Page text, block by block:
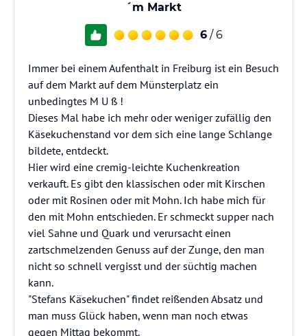
´m Markt
6 / 6
Immer bei einem Aufenthalt in Freiburg ist ein Besuch
auf dem Markt auf dem Münsterplatz ein
unbedingtes M U ß !
Dieses Mal habe ich mehr oder weniger zufällig den
Käsekuchenstand vor dem sich eine lange Schlange
bildete, entdeckt.
Hier wird eine cremig-leichte Kuchenkreation
verkauft. Es gibt den klassischen oder mit Kirschen
oder mit Rosinen oder mit Mohn. Ich habe mich für
den mit Mohn entschieden. Er schmeckt supper nach
viel Sahne und Quark und verursacht einen
zartschmelzenden Genuss auf der Zunge, den man
nicht so schnell vergisst und der süchtig machen
kann.
"Stefans Käsekuchen" findet reißenden Absatz und
man muss Glück haben, wenn man noch etwas
gegen Mittag bekommt.